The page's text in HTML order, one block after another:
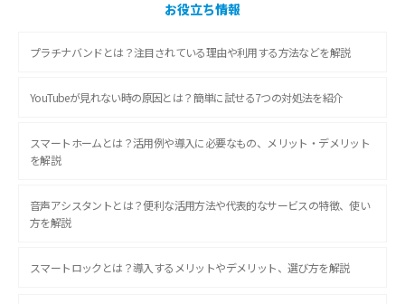
お役立ち情報
プラチナバンドとは？注目されている理由や利用する方法などを解説
YouTubeが見れない時の原因とは？簡単に試せる7つの対処法を紹介
スマートホームとは？活用例や導入に必要なもの、メリット・デメリット
を解説
音声アシスタントとは？便利な活用方法や代表的なサービスの特徴、使い
方を解説
スマートロックとは？導入するメリットやデメリット、選び方を解説